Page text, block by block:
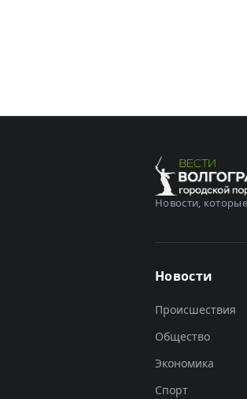
Новости,
Новости
Происшествия
Общество
Экономика
Спорт